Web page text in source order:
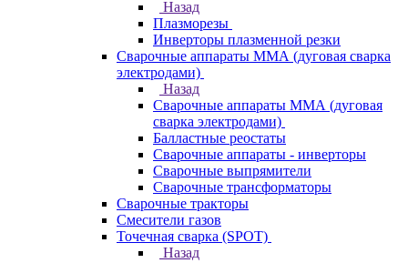
Назад
Плазморезы
Инверторы плазменной резки
Сварочные аппараты ММА (дуговая сварка
электродами)
Назад
Сварочные аппараты ММА (дуговая
сварка электродами)
Балластные реостаты
Сварочные аппараты - инверторы
Сварочные выпрямители
Сварочные трансформаторы
Сварочные тракторы
Смесители газов
Точечная сварка (SPOT)
Назад